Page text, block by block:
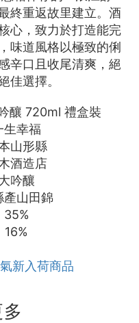
終重返故里建立。酒
心，致力於打造能完
味道風格以極致的俐
辛口且收尾清爽，絕
佳選擇。
釀 720ml 禮盒裝
生幸福
山形縣
酒造店
吟釀
產山田錦
35%
16%
新入荷商品